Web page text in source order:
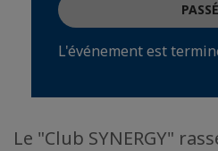
PASSÉ
L'événement est
Le "Club SYNERGY"